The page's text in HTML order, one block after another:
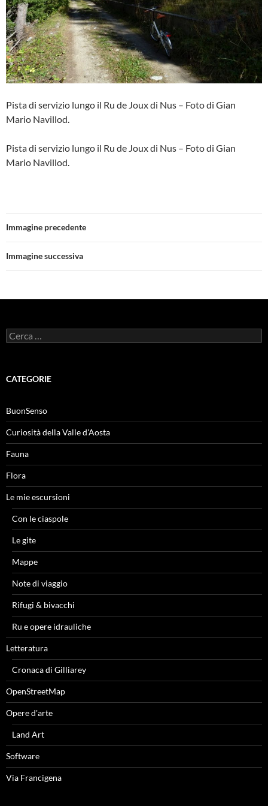
Pista di servizio lungo il Ru de Joux di Nus – Foto di Gian
Mario Navillod.
Pista di servizio lungo il Ru de Joux di Nus – Foto di Gian
Mario Navillod.
Immagine precedente
Immagine successiva
Ricerca
per:
CATEGORIE
BuonSenso
Curiosità della Valle d'Aosta
Fauna
Flora
Le mie escursioni
Con le ciaspole
Le gite
Mappe
Note di viaggio
Rifugi & bivacchi
Ru e opere idrauliche
Letteratura
Cronaca di Gilliarey
OpenStreetMap
Opere d'arte
Land Art
Software
Via Francigena